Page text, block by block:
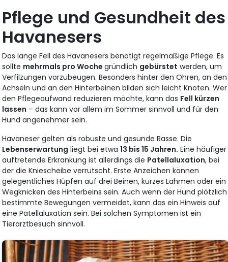
Pflege und Gesundheit des
Havanesers
Das lange Fell des Havanesers benötigt regelmäßige Pflege. Es
sollte mehrmals pro Wochegründlich gebürstet werden, um
Verfilzungen vorzubeugen. Besonders hinter den Ohren, an den
Achseln und an den Hinterbeinen bilden sich leicht Knoten. Wer
den Pflegeaufwand reduzieren möchte, kann das Fell kürzen
lassen – das kann vor allem im Sommer sinnvoll und für den
Hund angenehmer sein.
Havaneser gelten als robuste und gesunde Rasse. Die
Lebenserwartung liegt bei etwa13 bis 15 Jahren. Eine häufiger
auftretende Erkrankung ist allerdings die Patellaluxation, bei
der die Kniescheibe verrutscht. Erste Anzeichen können
gelegentliches Hüpfen auf drei Beinen, kurzes Lahmen oder ein
Wegknicken des Hinterbeins sein. Auch wenn der Hund plötzlich
bestimmte Bewegungen vermeidet, kann das ein Hinweis auf
eine Patellaluxation sein. Bei solchen Symptomen ist ein
Tierarztbesuch sinnvoll.